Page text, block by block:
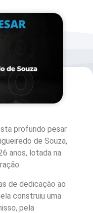
profundo pesar
de Souza,
anos, lotada na
de dedicação ao
construiu uma
pela